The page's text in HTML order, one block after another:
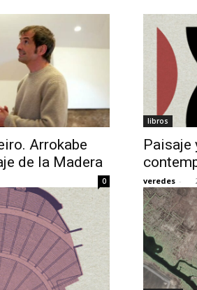
Arrokabe
de la Madera
0
libros
Paisaje
veredes -